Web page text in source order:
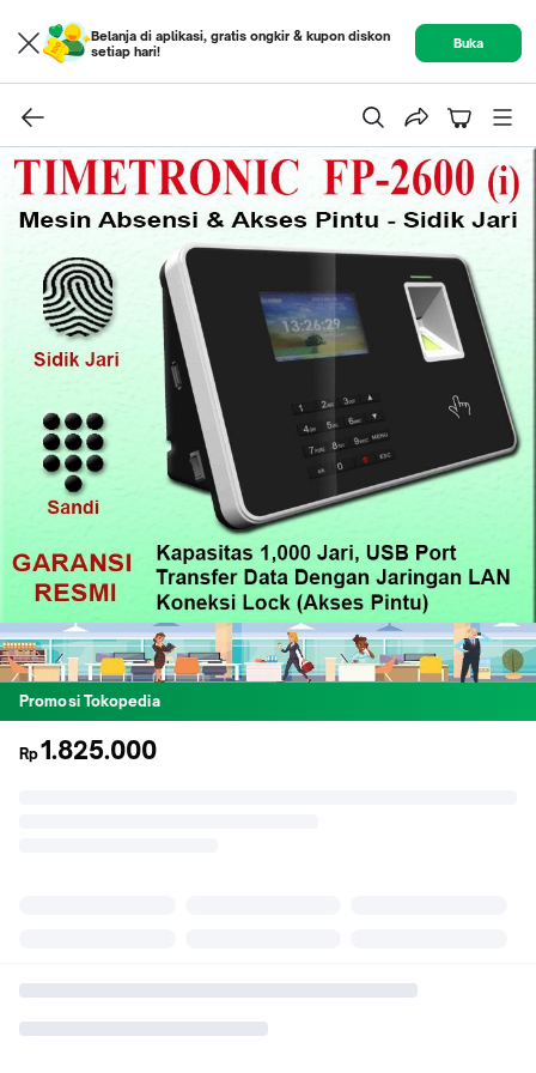
Belanja di aplikasi, gratis ongkir & kupon diskon
setiap hari!
Buka
Promosi Tokopedia
Rp1.825.000